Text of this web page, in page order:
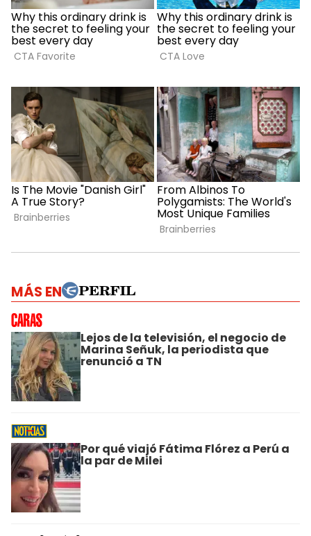
MÁS EN
Lejos de la televisión, el negocio de
Marina Señuk, la periodista que
renunció a TN
Por qué viajó Fátima Flórez a Perú a
la par de Milei